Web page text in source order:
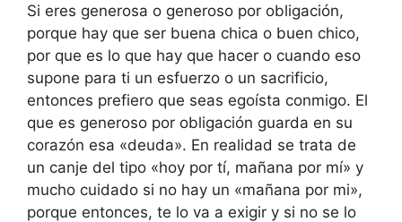
Si eres generosa o generoso por obligación,
porque hay que ser buena chica o buen chico,
por que es lo que hay que hacer o cuando eso
supone para ti un esfuerzo o un sacrificio,
entonces prefiero que seas egoísta conmigo. El
que es generoso por obligación guarda en su
corazón esa «deuda». En realidad se trata de
un canje del tipo «hoy por tí, mañana por mí» y
mucho cuidado si no hay un «mañana por mi»,
porque entonces, te lo va a exigir y si no se lo